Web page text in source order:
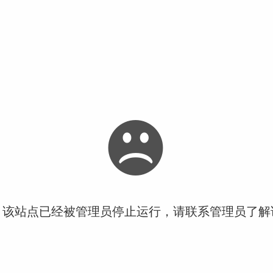
站点已经被管理员停止运行，请联系管理员了